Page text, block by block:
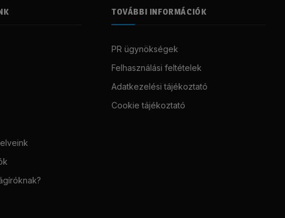
TOVÁBBI INFORMÁCIÓK
PR ügynökségek
Felhasználási feltételek
Adatkezelési tájékoztató
Cookie tájékoztató